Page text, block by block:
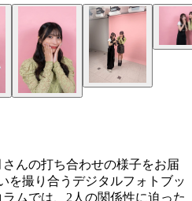
んの打ち合わせの様子をお届
を撮り合うデジタルフォトブッ
ムでは、2人の関係性に迫った